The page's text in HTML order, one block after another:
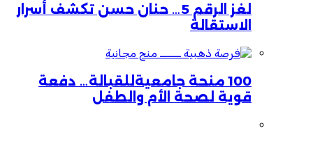
لغز الرقم 5… حنان حسن تكشف أسرار
الاستقالة
100 منحة جامعيةللقبالة… دفعة
قوية لصحة الأم والطفل